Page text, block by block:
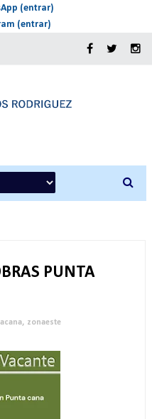
(entrar)
(entrar)
PUNTA
, zonaeste